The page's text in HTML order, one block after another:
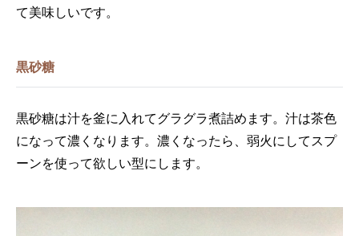
て美味しいです。
黒砂糖
黒砂糖は汁を釜に入れてグラグラ煮詰めます。汁は茶色
になって濃くなります。濃くなったら、弱火にしてスプ
ーンを使って欲しい型にします。